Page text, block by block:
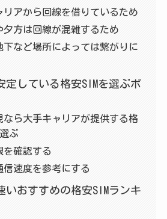
リアから回線を借りているため
夕方は回線が混雑するため
下など場所によっては繋がりに
定している格安SIMを選ぶポ
なら大手キャリアが提供する格
ぶ
を確認する
信速度を参考にする
いおすすめの格安SIMランキ